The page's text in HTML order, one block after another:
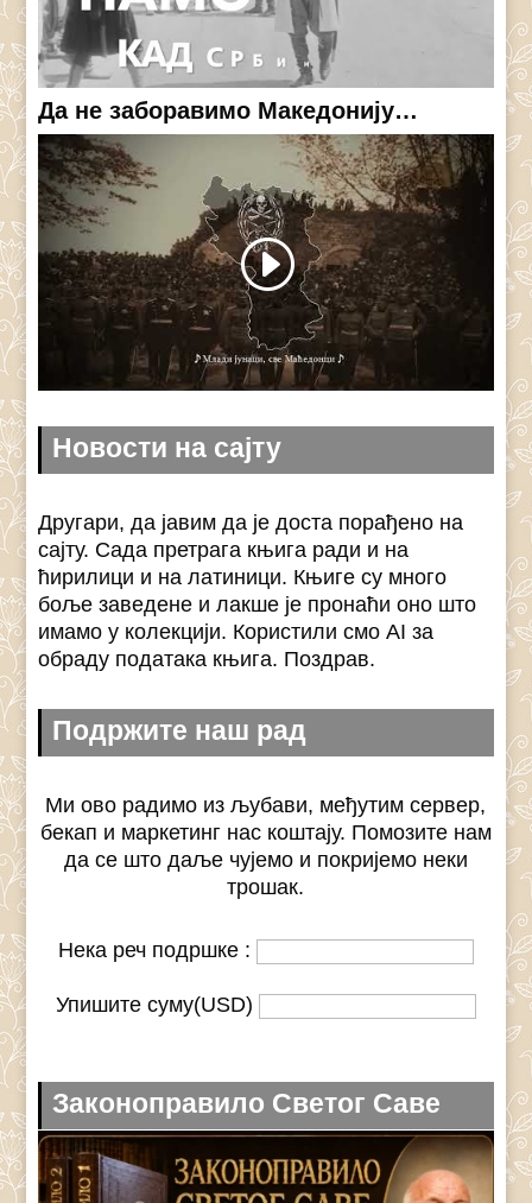
Да не заборавимо Македонију…
Новости на сајту
Другари, да јавим да је доста порађено на
сајту. Сада претрага књига ради и на
ћирилици и на латиници. Књиге су много
боље заведене и лакше је пронаћи оно што
имамо у колекцији. Користили смо AI за
обраду података књига. Поздрав.
Подржите наш рад
Ми ово радимо из љубави, међутим сервер,
бекап и маркетинг нас коштају. Помозите нам
да се што даље чујемо и покријемо неки
трошак.
Нека реч подршке :
Упишите суму(USD)
Законоправило Светог Саве